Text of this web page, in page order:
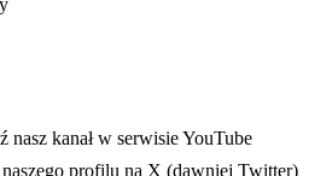
się w nowej karcie
nasz kanał w serwisie YouTube
profilu na X (dawniej Twitter)